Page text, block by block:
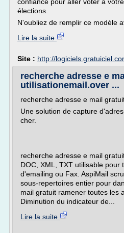
élections.
N'oubliez de remplir ce modèle
Lire la suite
Site : http://
recherche adresse e
utilisationemail.over ...
recherche adresse e mail
Une solution de capture
cher.
recherche adresse e mail
DOC, XML, TXT utilisable pour
d'emailing ou Fax. AspiMail
sous-repertoires entier pour
mail gratuit ramener toutes les
Diminution du indicateur de...
Lire la suite